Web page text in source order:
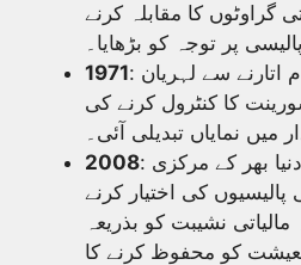
گراوٹوں کا مقابلہ کرنے
پر توجہ کو بڑھایا۔
1971: بریٹن ووڈز نظام کا اختتام اتارنے سے لہریان
کا کنٹرول کرنے کی
میں نمایاں تبدیلی آئی۔
2008: عالمی مالیاتی سانحہ نے دنیا بھر کے مرکزی
پالیسیوں کی اختیار کرنے
نشیبت کو بذریعہ
کو محفوظ کرنے کا